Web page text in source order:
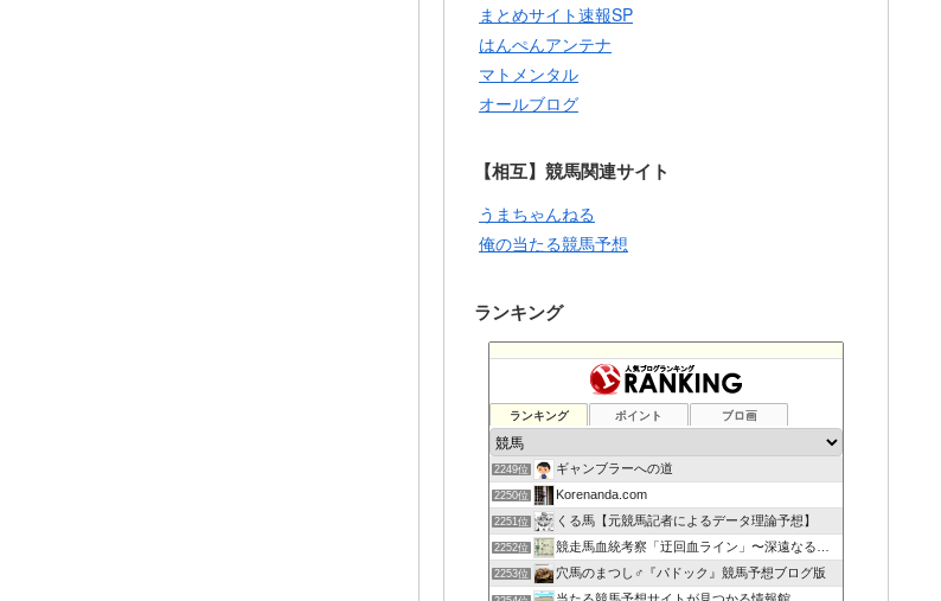
まとめサイト速報SP
はんぺんアンテナ
マトメンタル
オールブログ
【相互】競馬関連サイト
うまちゃんねる
俺の当たる競馬予想
ランキング
ランキング ポイント ブロ画
2249位 ギャンブラーへの道
2250位 Korenanda.com
2251位 くる馬【元競馬記者によるデータ理論予想】
2252位 競走馬血統考察「迂回血ライン」〜深遠なる血の連鎖〜
2253位 穴馬のまつし♂『パドック』競馬予想ブログ版